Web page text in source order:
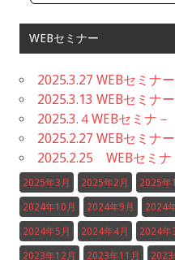
WEBセミナー
2025.3.27 WEBセミナー
2025.3.13 WEBセミナー
2025.3.４WEBセミナ－
2025.2.27 WEBセミナー
2025.2.25 WEBセミナ
2025年3月 2025年2月 2025年
2024年10月 2024年9月 2024
2024年5月 2024年4月 2024年
2023年12月 2023年11月 2023